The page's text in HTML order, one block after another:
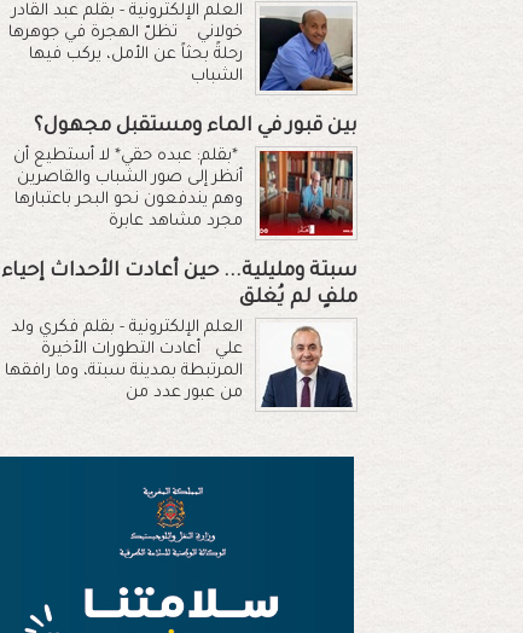
العلم الإلكترونية - بقلم عبد القادر
خولاني تظلّ الهجرة في جوهرها
رحلةً بحثاً عن الأمل، يركب فيها
الشباب
بين قبور في الماء ومستقبل مجهول؟
*بقلم: عبده حقي* لا أستطيع أن
أنظر إلى صور الشباب والقاصرين
وهم يندفعون نحو البحر باعتبارها
مجرد مشاهد عابرة
سبتة ومليلية... حين أعادت الأحداث إحياء
ملفٍ لم يُغلق
العلم الإلكترونية - بقلم فكري ولد
علي أعادت التطورات الأخيرة
المرتبطة بمدينة سبتة، وما رافقها
من عبور عدد من